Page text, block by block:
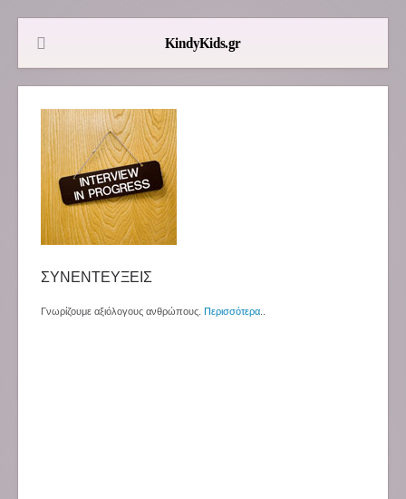
ΣΥΝΕΝΤΕΥΞΕΙΣ
Γνωρίζουμε αξιόλογους ανθρώπους. Περισσότερα